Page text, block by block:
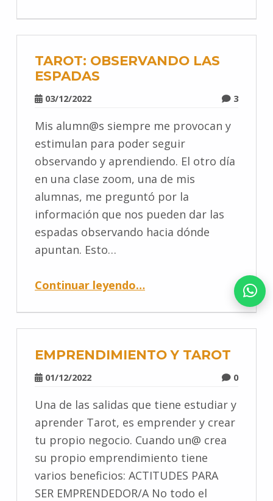
TAROT: OBSERVANDO LAS
ESPADAS
03/12/2022 3
Mis alumn@s siempre me provocan y
estimulan para poder seguir
observando y aprendiendo. El otro día
en una clase zoom, una de mis
alumnas, me preguntó por la
información que nos pueden dar las
espadas observando hacia dónde
apuntan. Esto…
Continuar leyendo…
EMPRENDIMIENTO Y TAROT
01/12/2022 0
Una de las salidas que tiene estudiar y
aprender Tarot, es emprender y crear
tu propio negocio. Cuando un@ crea
su propio emprendimiento tiene
varios beneficios: ACTITUDES PARA
SER EMPRENDEDOR/A No todo el